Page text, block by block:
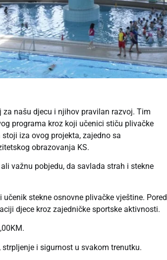
za našu djecu i njihov pravilan razvoj. Tim
programa kroz koji učenici stiču plivačke
iza ovog projekta, zajedno sa
obrazovanja KS.
važnu pobjedu, da savlada strah i stekne
stekne osnovne plivačke vještine. Pored
djece kroz zajedničke sportske aktivnosti.
i sigurnost u svakom trenutku.